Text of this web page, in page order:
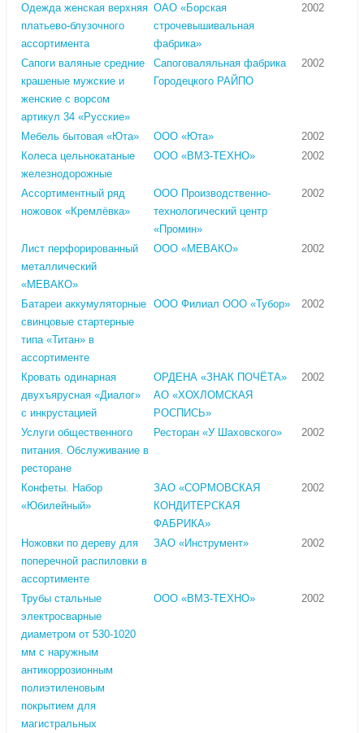
Одежда женская верхняя
платьево-блузочного
ассортимента
ОАО «Борская
строчевышивальная
фабрика»
2002
Сапоги валяные средние
крашеные мужские и
женские с ворсом
артикул 34 «Русские»
Сапоговаляльная фабрика
Городецкого РАЙПО
2002
Мебель бытовая «Юта» ООО «Юта»
2002
Колеса цельнокатаные
железнодорожные
ООО «ВМЗ-ТЕХНО» 2002
Ассортиментный ряд
ножовок «Кремлёвка»
ООО Производственно-
технологический центр
«Промин»
2002
Лист перфорированный
металлический
«МЕВАКО»
ООО «МЕВАКО» 2002
Батареи аккумуляторные
свинцовые стартерные
типа «Титан» в
ассортименте
ООО Филиал ООО «Тубор» 2002
Кровать одинарная
двухъярусная «Диалог»
с инкрустацией
ОРДЕНА «ЗНАК ПОЧЁТА»
АО «ХОХЛОМСКАЯ
РОСПИСЬ»
2002
Услуги общественного
питания. Обслуживание в
ресторане
Ресторан «У Шаховского» 2002
Конфеты. Набор
«Юбилейный»
ЗАО «СОРМОВСКАЯ
КОНДИТЕРСКАЯ
ФАБРИКА»
2002
Ножовки по дереву для
поперечной распиловки в
ассортименте
ЗАО «Инструмент» 2002
Трубы стальные
электросварные
диаметром от 530-1020
мм с наружным
антикоррозионным
полиэтиленовым
покрытием для
магистральных
ООО «ВМЗ-ТЕХНО» 2002